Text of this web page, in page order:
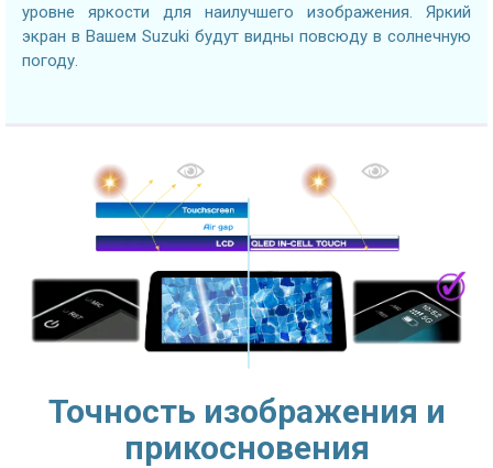
уровне яркости для наилучшего изображения. Яркий
экран в Вашем Suzuki будут видны повсюду в солнечную
погоду.
Точность изображения и
прикосновения